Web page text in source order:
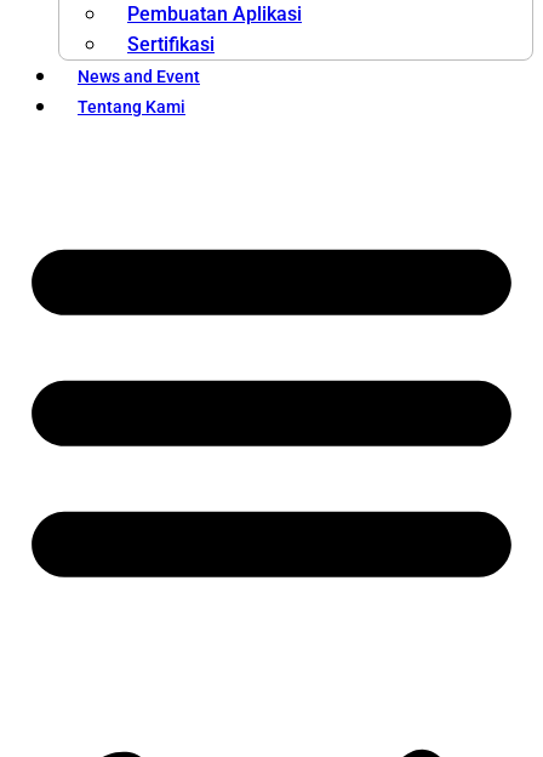
Pembuatan Aplikasi
Sertifikasi
News and Event
Tentang Kami